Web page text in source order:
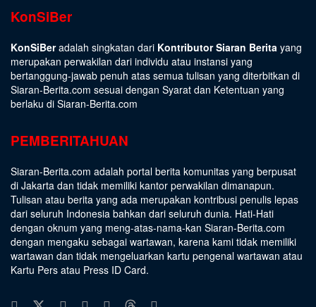
KonSiBer
KonSiBeradalah singkatan dari Kontributor Siaran Berita yang
merupakan perwakilan dari individu atau instansi yang
bertanggung-jawab penuh atas semua tulisan yang diterbitkan di
Siaran-Berita.com sesuai dengan Syarat dan Ketentuan yang
berlaku di Siaran-Berita.com
PEMBERITAHUAN
Siaran-Berita.com adalah portal berita komunitas yang berpusat
di Jakarta dan tidak memiliki kantor perwakilan dimanapun.
Tulisan atau berita yang ada merupakan kontribusi penulis lepas
dari seluruh Indonesia bahkan dari seluruh dunia. Hati-Hati
dengan oknum yang meng-atas-nama-kan Siaran-Berita.com
dengan mengaku sebagai wartawan, karena kami tidak memiliki
wartawan dan tidak mengeluarkan kartu pengenal wartawan atau
Kartu Pers atau Press ID Card.